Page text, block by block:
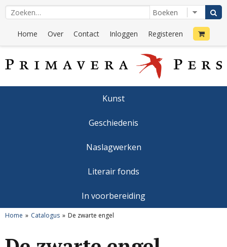
Home Over Contact Inloggen Registeren
Kunst
Geschiedenis
Naslagwerken
Literair fonds
In voorbereiding
Home Catalogus De zwarte engel